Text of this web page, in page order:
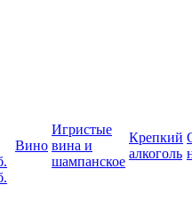
Вино
Игристые
вина и
шампанское
Крепкий
алкоголь